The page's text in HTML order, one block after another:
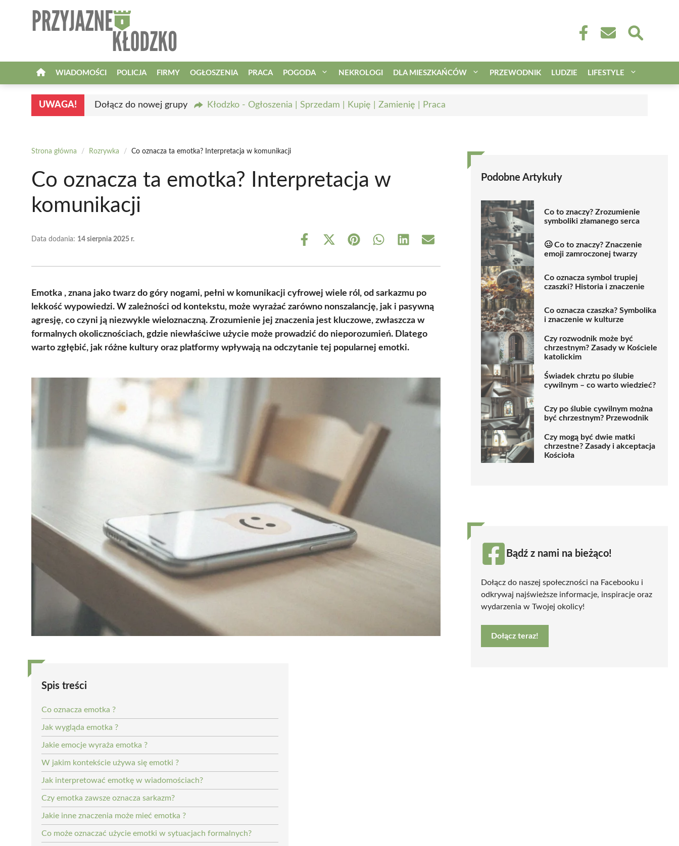
WIADOMOŚCI POLICJA FIRMY OGŁOSZENIA PRACA POGODA NEKROLOGI DLA MIESZKAŃCÓW PRZEWODNIK LUDZIE LIFESTYLE
UWAGA! Dołącz do nowej grupy Kłodzko - Ogłoszenia | Sprzedam | Kupię | Zamienię | Praca
Strona główna / Rozrywka / Co oznacza ta emotka? Interpretacja w komunikacji
Co oznacza ta emotka? Interpretacja w
komunikacji
Data dodania: 14 sierpnia 2025 r.
Share
Share
(Twitter)
Share Share Share Share
Emotka , znana jako twarz do góry nogami, pełni w komunikacji cyfrowej wiele ról, od sarkazmu po
lekkość wypowiedzi. W zależności od kontekstu, może wyrażać zarówno nonszalancję, jak i pasywną
agresję, co czyni ją niezwykle wieloznaczną. Zrozumienie jej znaczenia jest kluczowe, zwłaszcza w
formalnych okolicznościach, gdzie niewłaściwe użycie może prowadzić do nieporozumień. Dlatego
warto zgłębić, jak różne kultury oraz platformy wpływają na odczytanie tej popularnej emotki.
Spis treści
Co oznacza emotka ?
Jak wygląda emotka ?
Jakie emocje wyraża emotka ?
W jakim kontekście używa się emotki ?
Jak interpretować emotkę w wiadomościach?
Czy emotka zawsze oznacza sarkazm?
Jakie inne znaczenia może mieć emotka ?
Co może oznaczać użycie emotki w sytuacjach formalnych?
Podobne Artykuły
Co to znaczy? Zrozumienie
symboliki złamanego serca
🥴 Co to znaczy? Znaczenie
emoji zamroczonej twarzy
Co oznacza symbol trupiej
czaszki? Historia i znaczenie
Co oznacza czaszka? Symbolika
i znaczenie w kulturze
Czy rozwodnik może być
chrzestnym? Zasady w Kościele
katolickim
Świadek chrztu po ślubie
cywilnym – co warto wiedzieć?
Czy po ślubie cywilnym można
być chrzestnym? Przewodnik
Czy mogą być dwie matki
chrzestne? Zasady i akceptacja
Kościoła
Bądź z nami na bieżąco!
Dołącz do naszej społeczności na Facebooku i
odkrywaj najświeższe informacje, inspiracje oraz
wydarzenia w Twojej okolicy!
Dołącz teraz!